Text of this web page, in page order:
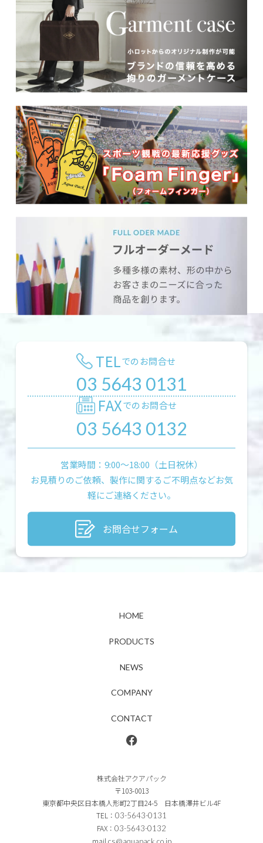
TELでのお問合せ
03 5643 0131
FAXでのお問合せ
03 5643 0132
営業時間：9:00〜18:00（土日祝休）
お見積りのご依頼、製作に関するご不明点などお気
軽にご連絡ください。
お問合せフォーム
株式会社アクアパック
〒103-0013
東京都中央区日本橋人形町2丁目24-5 日本橋澤井ビル4F
TEL： 03-5643-0131
FAX： 03-5643-0132
HOME
PRODUCTS
NEWS
COMPANY
CONTACT